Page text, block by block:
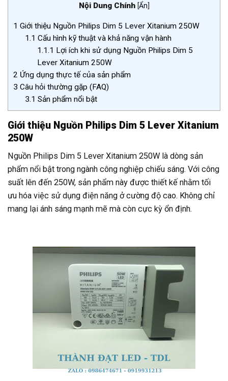
Nội Dung Chính [Ẩn]
1 Giới thiệu Nguồn Philips Dim 5 Lever Xitanium 250W
1.1 Cấu hình kỹ thuật và khả năng vận hành
1.1.1 Lợi ích khi sử dụng Nguồn Philips Dim 5
Lever Xitanium 250W
2 Ứng dụng thực tế của sản phẩm
3 Câu hỏi thường gặp (FAQ)
3.1 Sản phẩm nổi bật
Giới thiệu Nguồn Philips Dim 5 Lever Xitanium
250W
Nguồn Philips Dim 5 Lever Xitanium 250W là dòng sản
phẩm nổi bật trong ngành công nghiệp chiếu sáng. Với công
suất lên đến 250W, sản phẩm này được thiết kế nhằm tối
ưu hóa việc sử dụng điện năng ở cường độ cao. Không chỉ
mang lại ánh sáng mạnh mẽ mà còn cực kỳ ổn định.